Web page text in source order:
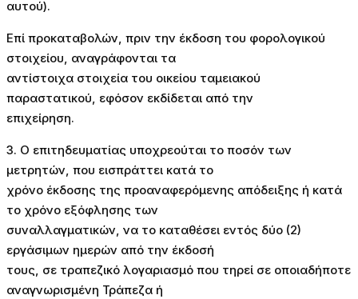
αυτού).
Επί προκαταβολών, πριν την έκδοση του φορολογικού
στοιχείου, αναγράφονται τα
αντίστοιχα στοιχεία του οικείου ταμειακού
παραστατικού, εφόσον εκδίδεται από την
επιχείρηση.
3. Ο επιτηδευματίας υποχρεούται το ποσόν των
μετρητών, που εισπράττει κατά το
χρόνο έκδοσης της προαναφερόμενης απόδειξης ή κατά
το χρόνο εξόφλησης των
συναλλαγματικών, να το καταθέσει εντός δύο (2)
εργάσιμων ημερών από την έκδοσή
τους, σε τραπεζικό λογαριασμό που τηρεί σε οποιαδήποτε
αναγνωρισμένη Τράπεζα ή